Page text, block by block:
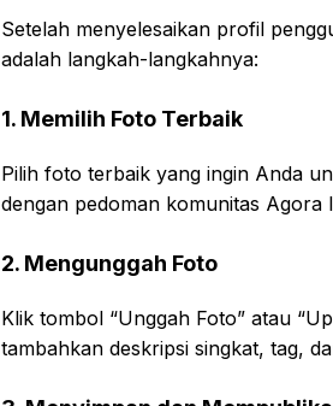
Setelah menyelesaikan profil
adalah langkah-langkahnya:
1. Memilih Foto Terbaik
Pilih foto terbaik yang ingin Anda
dengan pedoman komunitas Agora
2. Mengunggah Foto
Klik tombol “Unggah Foto” atau
tambahkan deskripsi singkat, tag,